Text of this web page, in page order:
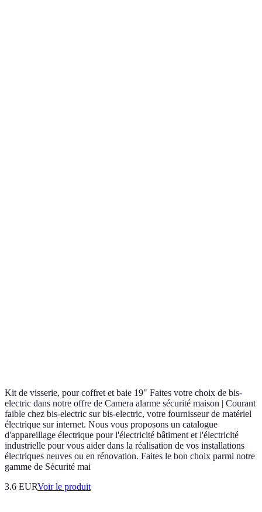
Kit de visserie, pour coffret et baie 19" Faites votre choix de bis-
electric dans notre offre de Camera alarme sécurité maison | Courant
faible chez bis-electric sur bis-electric, votre fournisseur de matériel
électrique sur internet. Nous vous proposons un catalogue
d'appareillage électrique pour l'électricité bâtiment et l'électricité
industrielle pour vous aider dans la réalisation de vos installations
électriques neuves ou en rénovation. Faites le bon choix parmi notre
gamme de Sécurité mai
3.6 EURVoir le produit